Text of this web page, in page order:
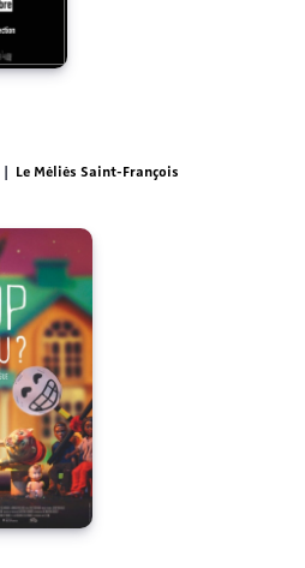
Le Méliès Saint-François